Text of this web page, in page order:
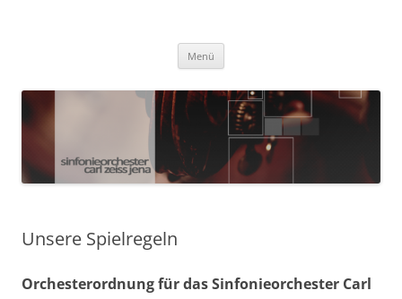
Menü
Unsere Spielregeln
Orchesterordnung für das Sinfonieorchester Carl